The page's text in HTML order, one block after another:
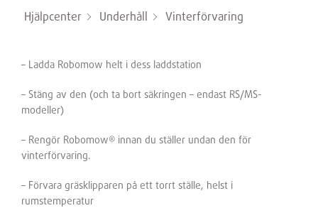
Hjälpcenter Underhåll Vinterförvaring
– Ladda Robomow helt i dess laddstation
– Stäng av den (och ta bort säkringen – endast RS/MS-
modeller)
– Rengör Robomow® innan du ställer undan den för
vinterförvaring.
– Förvara gräsklipparen på ett torrt ställe, helst i
rumstemperatur